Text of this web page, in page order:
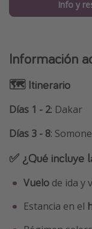
Info y
Información
🗺 Itinerario
Días 1 - 2: Dakar
Días 3 - 8: Somone
✅ ¿Qué incluye
Vuelo de ida y
Estancia en el